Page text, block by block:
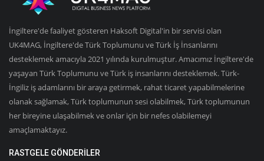
İngiltere'de faaliyet gösteren Haksoft Digital'in bir servisi olan
UK4MAG, İngiltere'de Türk Toplumunu ve Türk İş İnsanlarını
desteklemek amacıyla 2021 yılında kurulmuştur. Amacımız İngiltere'de
yaşayan Türk Toplumunu ve Türk iş insanlarını desteklemek. Türk-
İngiliz iş adamlarını bir araya getirmek, rahat ticaret yapabilmelerine
olanak sağlamak, Türk toplumunun sesi olabilmek, Türk toplumunun
her bireyine ulaşabilmek ve onlar için bir nefes olabilemeyi
amaçlamaktayız.
RASTGELE GÖNDERILER